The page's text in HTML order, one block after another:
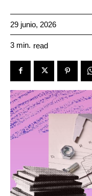
29 junio, 2026
3 min. read